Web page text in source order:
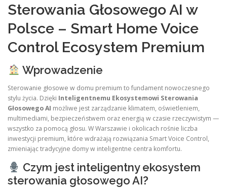
Sterowania Głosowego AI w
Polsce – Smart Home Voice
Control Ecosystem Premium
Wprowadzenie
Sterowanie głosowe w domu premium to fundament nowoczesnego
stylu życia. Dzięki Inteligentnemu Ekosystemowi Sterowania
Głosowego AI możliwe jest zarządzanie klimatem, oświetleniem,
multimediami, bezpieczeństwem oraz energią w czasie rzeczywistym —
wszystko za pomocą głosu. W Warszawie i okolicach rośnie liczba
inwestycji premium, które wdrażają rozwiązania Smart Voice Control,
zmieniając tradycyjne domy w inteligentne centra komfortu.
Czym jest inteligentny ekosystem
sterowania głosowego AI?